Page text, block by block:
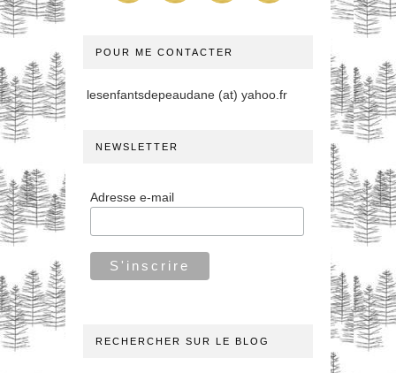
POUR ME CONTACTER
lesenfantsdepeaudane (at) yahoo.fr
NEWSLETTER
Adresse e-mail
RECHERCHER SUR LE BLOG